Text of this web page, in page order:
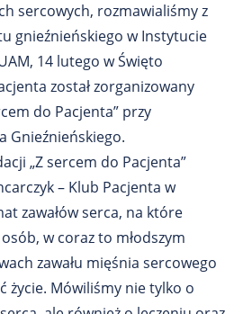
sercowych, rozmawialiśmy z
gnieźnieńskiego w Instytucie
14 lutego w Święto
został zorganizowany
do Pacjenta” przy
Gnieźnieńskiego.
„Z sercem do Pacjenta”
– Klub Pacjenta w
zawałów serca, na które
w coraz to młodszym
zawału mięśnia sercowego
życie. Mówiliśmy nie tylko o